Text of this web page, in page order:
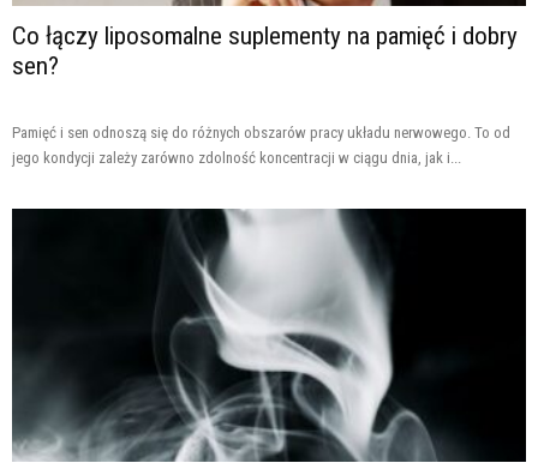
Co łączy liposomalne suplementy na pamięć i dobry
sen?
Pamięć i sen odnoszą się do różnych obszarów pracy układu nerwowego. To od
jego kondycji zależy zarówno zdolność koncentracji w ciągu dnia, jak i...